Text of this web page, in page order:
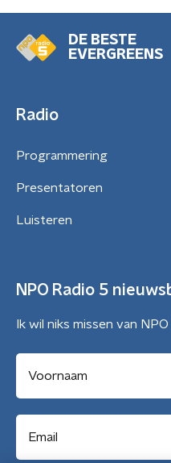
DE BESTE
EVERGREENS
Radio
Programmering
Presentatoren
Luisteren
NPO Radio 5
Ik wil niks missen van